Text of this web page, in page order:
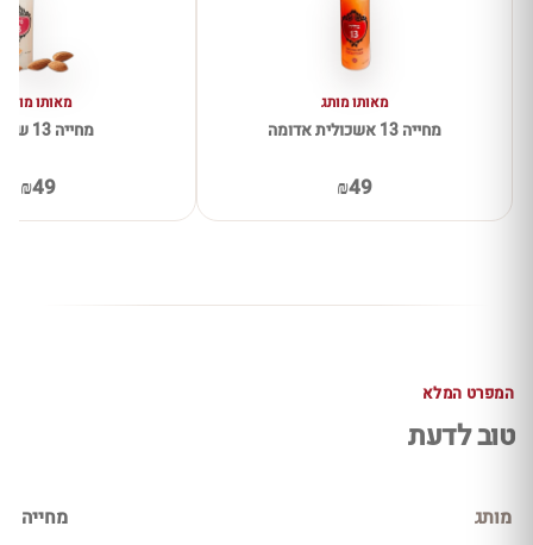
מאותו מותג
מחייה 13 אשכולית אדומה
₪49
מאותו מותג
מחייה 13 שקדים
₪49
המפרט המלא
טוב לדעת
מותג מחייה